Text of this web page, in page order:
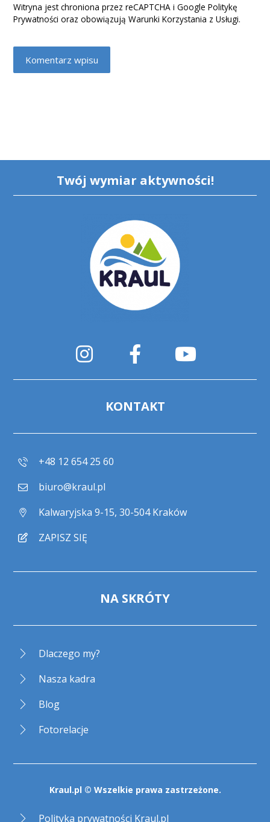
Witryna jest chroniona przez reCAPTCHA i GooglePolitykę
Prywatności oraz obowiązująWarunki Korzystania z Usługi.
Komentarz wpisu
Twój wymiar aktywności!
KONTAKT
+48 12 654 25 60
biuro@kraul.pl
Kalwaryjska 9-15, 30-504 Kraków
ZAPISZ SIĘ
NA SKRÓTY
Dlaczego my?
Nasza kadra
Blog
Fotorelacje
Kraul.pl © Wszelkie prawa zastrzeżone.
Polityka prywatności Kraul.pl